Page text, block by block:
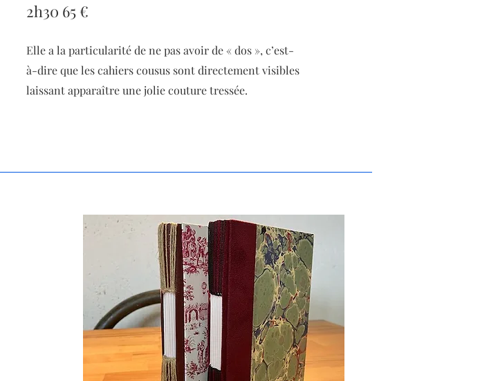
2h30 65 €
Elle a la particularité de ne pas avoir de « dos », c’est-
à-dire que les cahiers cousus sont directement visibles
laissant apparaître une jolie couture tressée.